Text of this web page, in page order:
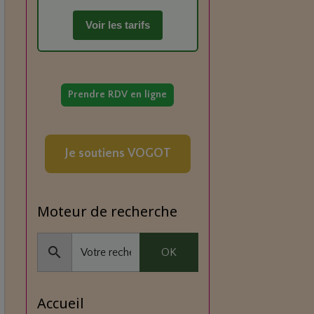
Voir les tarifs
Prendre RDV en ligne
Je soutiens VOGOT
Moteur de recherche
OK
Accueil